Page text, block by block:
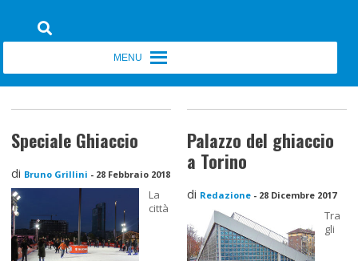
Sport&Impianti
Speciale Ghiaccio
di Bruno Grillini - 28 Febbraio 2018
La
città
Palazzo del ghiaccio
a Torino
di Redazione - 28 Dicembre 2017
Tra
gli